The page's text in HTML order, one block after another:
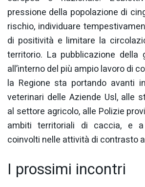
pressione della popolazione di
rischio, individuare
di positività e limitare la
territorio. La pubblicazione della
all’interno del più ampio lavoro di
la Regione sta portando avanti
veterinari delle Aziende Usl, alle
al settore agricolo, alle Polizie
ambiti territoriali di caccia, e
coinvolti nelle attività di contrasto
I prossimi incontri